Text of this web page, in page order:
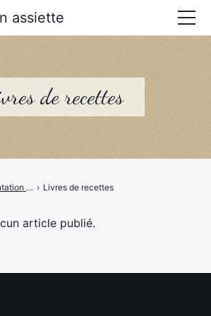
de recettes
Livres Alimentation santé › Livres de recettes
article publié.
assiette